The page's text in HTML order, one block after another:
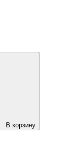
В корзину